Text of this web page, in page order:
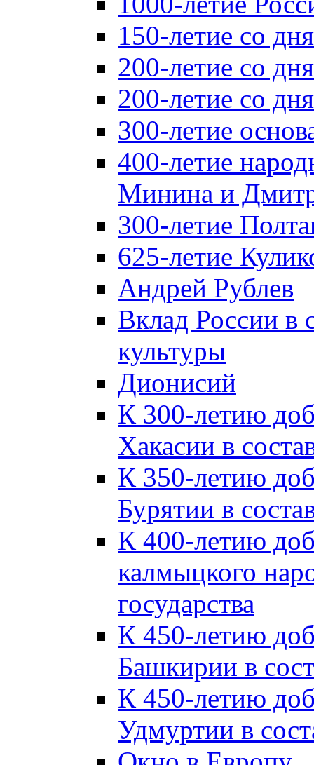
150-летие со
200-летие со
200-летие со
300-летие
400-летие
Минина и
300-летие
625-летие
Андрей Рублев
Вклад России в
культуры
Дионисий
К 300-летию
Хакасии в
К 350-летию
Бурятии в
К 400-летию
калмыцкого
государства
К 450-летию
Башкирии в
К 450-летию
Удмуртии в